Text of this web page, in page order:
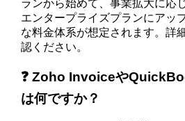
ランから始めて、事業拡大に応
エンタープライズプランにアッ
な料金体系が想定されます。詳
認ください。
❓ Zoho Invoiceや
は何ですか？